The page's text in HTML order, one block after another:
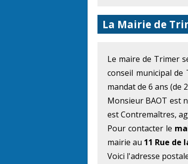
La Mairie de
Le maire de Trimer
conseil municipal de
mandat de 6 ans (de
Monsieur BAOT est
est Contremaîtres,
Pour contacter le
mairie au 11 Rue de
Voici l'adresse